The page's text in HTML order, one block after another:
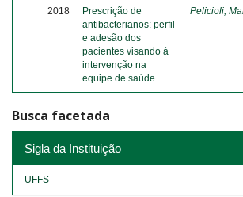
2018
Prescrição de
antibacterianos: perfil
e adesão dos
pacientes visando à
intervenção na
equipe de saúde
Pelicioli,
Busca facetada
Sigla da Instituição
UFFS